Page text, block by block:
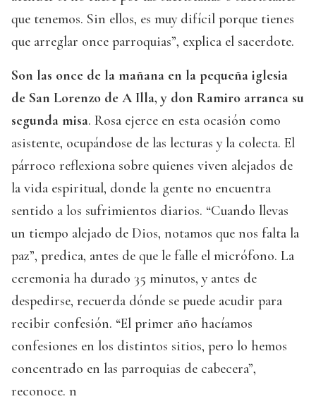
que tenemos. Sin ellos, es muy difícil porque tienes
que arreglar once parroquias”, explica el sacerdote.
Son las once de la mañana en la pequeña iglesia
de San Lorenzo de A Illa, y don Ramiro arranca su
segunda misa. Rosa ejerce en esta ocasión como
asistente, ocupándose de las lecturas y la colecta. El
párroco reflexiona sobre quienes viven alejados de
la vida espiritual, donde la gente no encuentra
sentido a los sufrimientos diarios. “Cuando llevas
un tiempo alejado de Dios, notamos que nos falta la
paz”, predica, antes de que le falle el micrófono. La
ceremonia ha durado 35 minutos, y antes de
despedirse, recuerda dónde se puede acudir para
recibir confesión. “El primer año hacíamos
confesiones en los distintos sitios, pero lo hemos
concentrado en las parroquias de cabecera”,
reconoce. n